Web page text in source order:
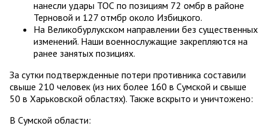
нанесли удары ТОС по позициям 72 омбр в районе
Терновой и 127 отмбр около Избицкого.
На Великобурлукском направлении без существенных
изменений. Наши военнослужащие закрепляются на
ранее занятых позициях.
За сутки подтвержденные потери противника составили
свыше 210 человек (из них более 160 в Сумской и свыше
50 в Харьковской областях). Также вскрыто и уничтожено:
В Сумской области: